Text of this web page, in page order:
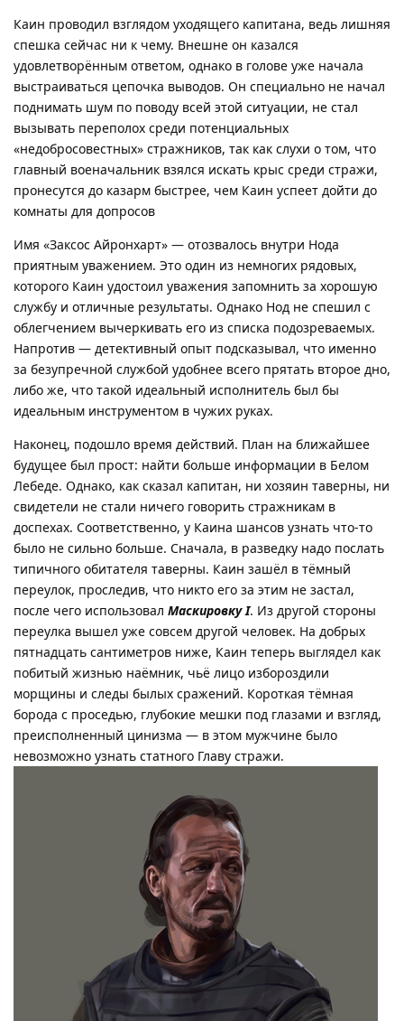
Каин проводил взглядом уходящего капитана, ведь лишняя
спешка сейчас ни к чему. Внешне он казался
удовлетворённым ответом, однако в голове уже начала
выстраиваться цепочка выводов. Он специально не начал
поднимать шум по поводу всей этой ситуации, не стал
вызывать переполох среди потенциальных
«недобросовестных» стражников, так как слухи о том, что
главный военачальник взялся искать крыс среди стражи,
пронесутся до казарм быстрее, чем Каин успеет дойти до
комнаты для допросов
Имя «Заксос Айронхарт» — отозвалось внутри Нода
приятным уважением. Это один из немногих рядовых,
которого Каин удостоил уважения запомнить за хорошую
службу и отличные результаты. Однако Нод не спешил с
облегчением вычеркивать его из списка подозреваемых.
Напротив — детективный опыт подсказывал, что именно
за безупречной службой удобнее всего прятать второе дно,
либо же, что такой идеальный исполнитель был бы
идеальным инструментом в чужих руках.
Наконец, подошло время действий. План на ближайшее
будущее был прост: найти больше информации в Белом
Лебеде. Однако, как сказал капитан, ни хозяин таверны, ни
свидетели не стали ничего говорить стражникам в
доспехах. Соответственно, у Каина шансов узнать что-то
было не сильно больше. Сначала, в разведку надо послать
типичного обитателя таверны. Каин зашёл в тёмный
переулок, проследив, что никто его за этим не застал,
после чего использовал Маскировку I. Из другой стороны
переулка вышел уже совсем другой человек. На добрых
пятнадцать сантиметров ниже, Каин теперь выглядел как
побитый жизнью наёмник, чьё лицо избороздили
морщины и следы былых сражений. Короткая тёмная
борода с проседью, глубокие мешки под глазами и взгляд,
преисполненный цинизма — в этом мужчине было
невозможно узнать статного Главу стражи.